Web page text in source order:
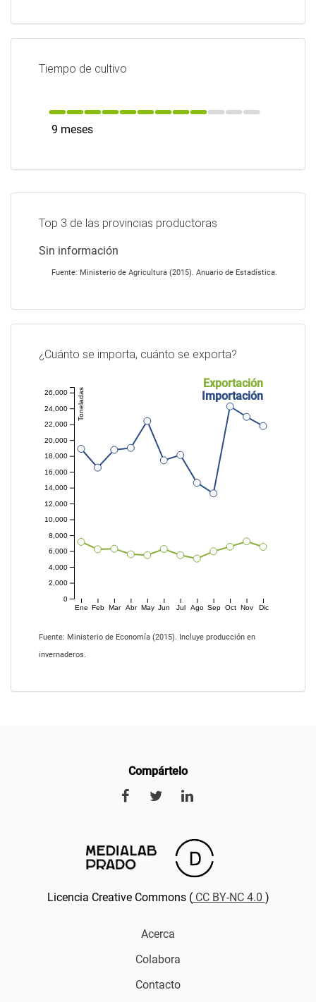
Tiempo de cultivo
9 meses
Top 3 de las provincias productoras
Sin información
Fuente: Ministerio de Agricultura (2015). Anuario de Estadística.
¿Cuánto se importa, cuánto se exporta?
Ene Feb Mar Abr May Jun Jul Ago Sep Oct Nov Dic
0
2,000
4,000
6,000
8,000
10,000
12,000
14,000
16,000
18,000
20,000
22,000
24,000
26,000 Toneladas Importación
Exportación
Fuente: Ministerio de Economía (2015). Incluye producción en
invernaderos.
Compártelo
Licencia Creative Commons (CC BY-NC 4.0 )
Acerca
Colabora
Contacto